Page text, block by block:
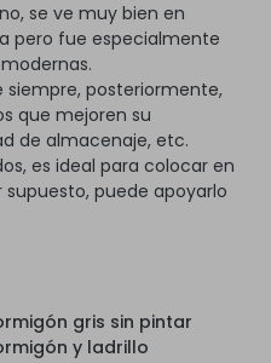
se ve muy bien en
pero fue especialmente
siempre, posteriormente,
que mejoren su
de almacenaje, etc.
es ideal para colocar en
puede apoyarlo
gris sin pintar
y ladrillo